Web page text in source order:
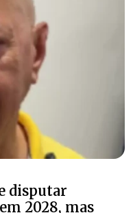
disputar
2028, mas